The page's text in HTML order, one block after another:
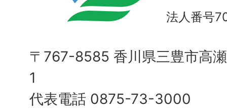
法人番号
〒767-8585 香川県三豊市高
1
代表電話 0875-73-3000